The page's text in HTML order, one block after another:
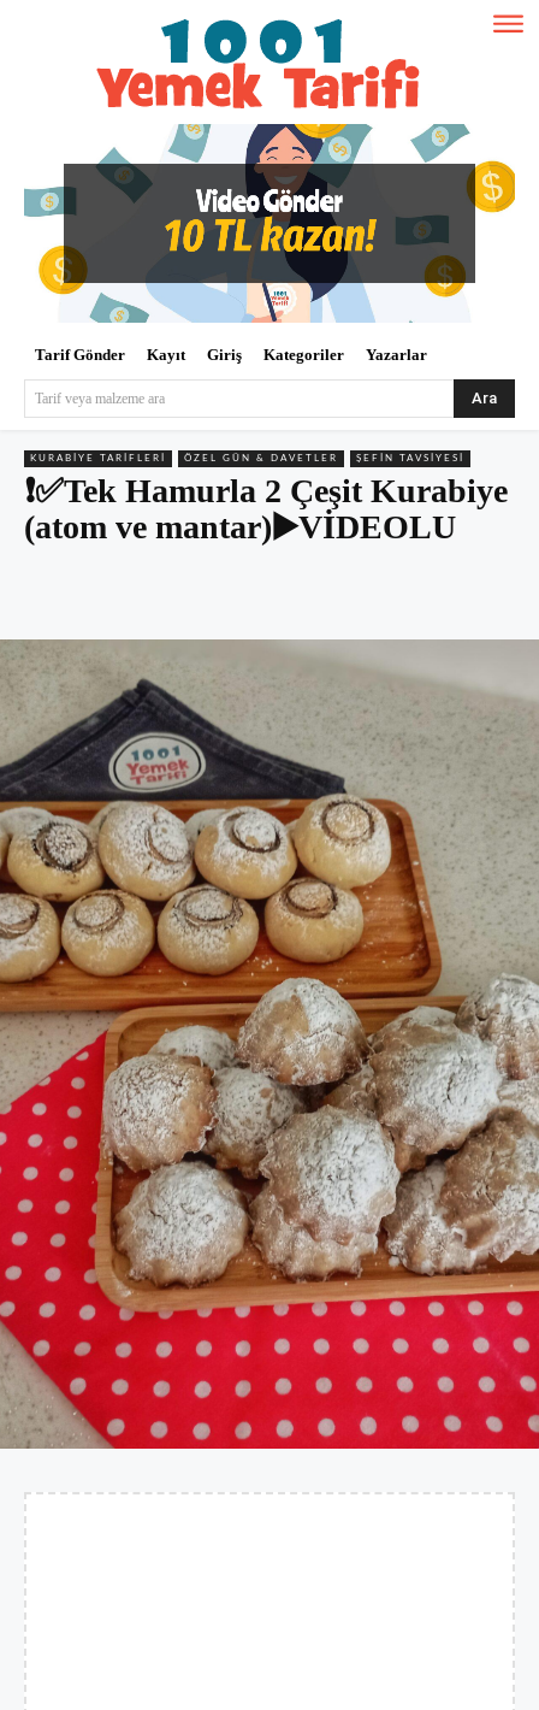
Tarif Gönder Kayıt Giriş Kategoriler Yazarlar
Tarif veya malzeme ara Ara
KURABIYE TARIFLERI ÖZEL GÜN & DAVETLER ŞEFIN TAVSIYESI
❗✅Tek Hamurla 2 Çeşit Kurabiye
(atom ve mantar)▶️VİDEOLU